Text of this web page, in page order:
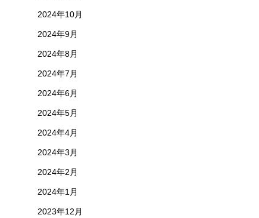
2024年10月
2024年9月
2024年8月
2024年7月
2024年6月
2024年5月
2024年4月
2024年3月
2024年2月
2024年1月
2023年12月